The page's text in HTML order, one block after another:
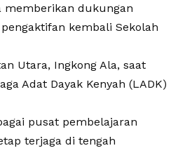
memberikan dukungan
kembali Sekolah
Utara, Ingkong Ala, saat
Adat Dayak Kenyah (LADK)
pusat pembelajaran
terjaga di tengah